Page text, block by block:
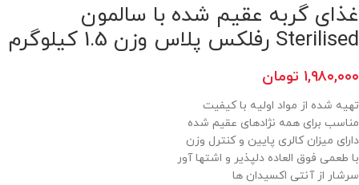
غذای گربه عقیم شده با سالمون
Sterilised رفلکس پلاس وزن 1.5 کیلوگرم
۱,۹۸۰,۰۰۰ تومان
تهیه شده از مواد اولیه با کیفیت
مناسب برای همه نژادهای عقیم شده
دارای میزان کالری پایین و کنترل وزن
با طعمی فوق العاده دلپذیر و اشتها آور
سرشار از آنتی اکسیدان ها